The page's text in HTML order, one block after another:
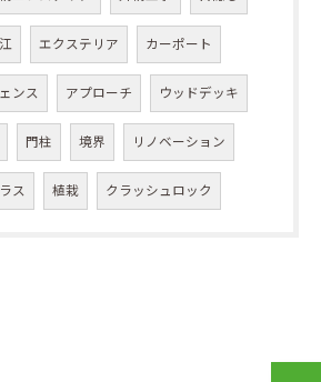
エクステリア カーポート
ンス アプローチ ウッドデッキ
門柱 境界 リノベーション
ス 植栽 クラッシュロック